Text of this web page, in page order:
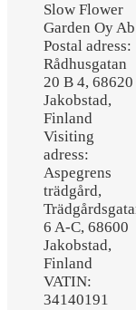
Slow Flower
Garden Oy Ab
Postal adress:
Rådhusgatan
20 B 4, 68620
Jakobstad,
Finland
Visiting
adress:
Aspegrens
trädgård,
6 A-C, 68600
Jakobstad,
Finland
VATIN:
34140191